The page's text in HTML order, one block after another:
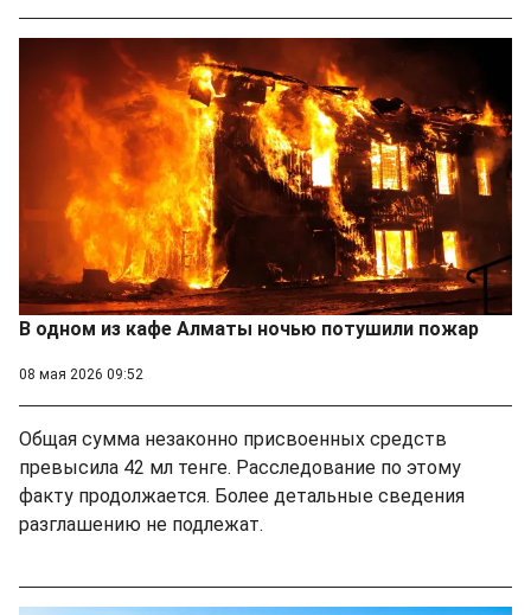
В одном из кафе Алматы ночью потушили пожар
08 мая 2026 09:52
Общая сумма незаконно присвоенных средств
превысила 42 мл тенге. Расследование по этому
факту продолжается. Более детальные сведения
разглашению не подлежат.